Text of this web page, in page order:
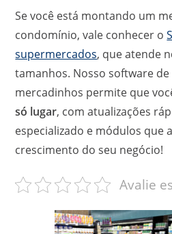
Se você está montando um
condomínio, vale conhecer o
supermercados, que atende
tamanhos. Nosso software
mercadinhos permite que
só lugar, com atualizações
especializado e módulos que
crescimento do seu negócio!
Avalie